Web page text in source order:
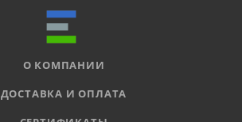
О КОМПАНИИ
ДОСТАВКА И ОПЛАТА